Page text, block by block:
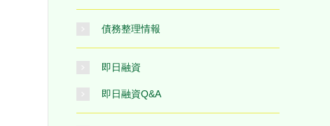
債務整理情報
即日融資
即日融資Q&A